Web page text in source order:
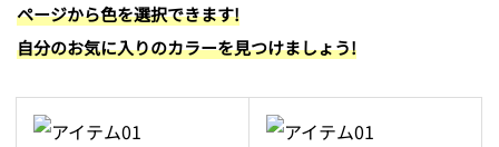
地元一覧
お問い合わせ
ページから色を選択できます!
自分のお気に入りのカラーを見つけましょう!